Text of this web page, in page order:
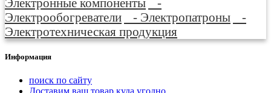
Электрообогреватели
- Электропатроны
-
Электротехническая продукция
Информация
поиск по сайту
Доставим ваш товар куда угодно